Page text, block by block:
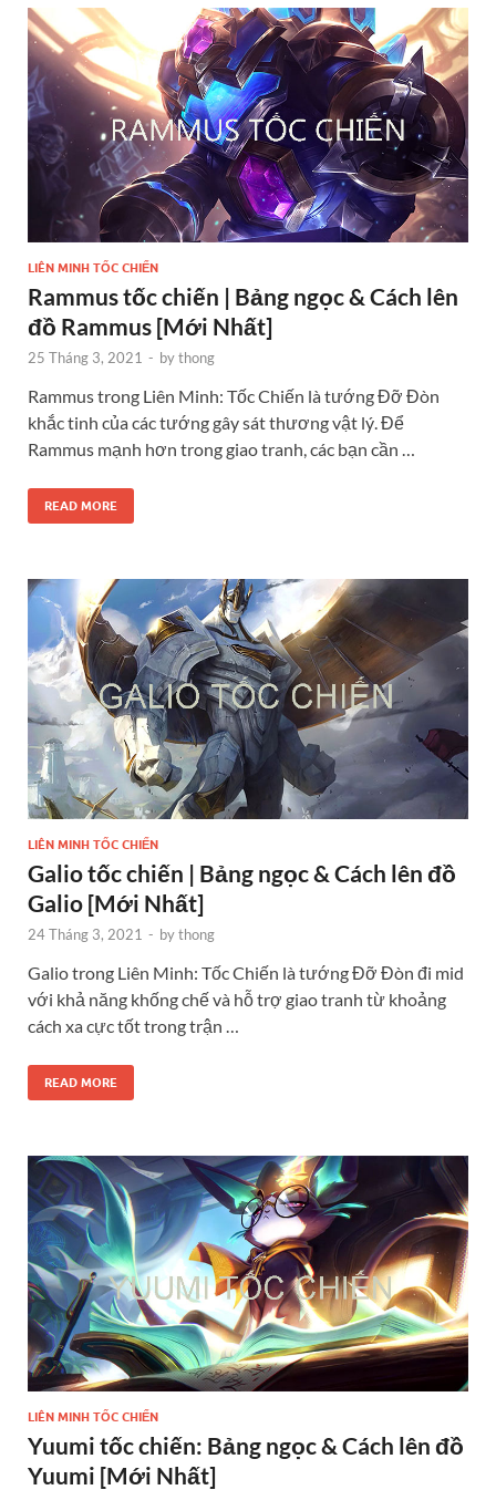
LIÊN MINH TỐC CHIẾN
Rammus tốc chiến | Bảng ngọc & Cách lên
đồ Rammus [Mới Nhất]
25 Tháng 3, 2021 - bythong
Rammus trong Liên Minh: Tốc Chiến là tướng Đỡ Đòn
khắc tinh của các tướng gây sát thương vật lý. Để
Rammus mạnh hơn trong giao tranh, các bạn cần …
READ MORE
LIÊN MINH TỐC CHIẾN
Galio tốc chiến | Bảng ngọc & Cách lên đồ
Galio [Mới Nhất]
24 Tháng 3, 2021 - bythong
Galio trong Liên Minh: Tốc Chiến là tướng Đỡ Đòn đi mid
với khả năng khống chế và hỗ trợ giao tranh từ khoảng
cách xa cực tốt trong trận …
READ MORE
LIÊN MINH TỐC CHIẾN
Yuumi tốc chiến: Bảng ngọc & Cách lên đồ
Yuumi [Mới Nhất]